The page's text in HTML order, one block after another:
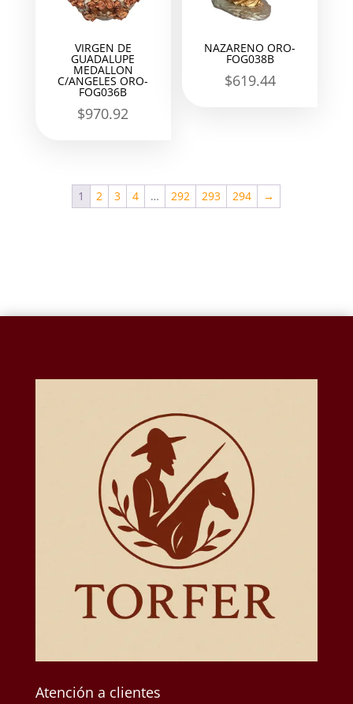
VIRGEN DE
GUADALUPE
MEDALLON
C/ANGELES ORO-
FOG036B
$970.92
NAZARENO ORO-
FOG038B
$619.44
1 2 3 4 … 292 293 294 →
Atención a clientes